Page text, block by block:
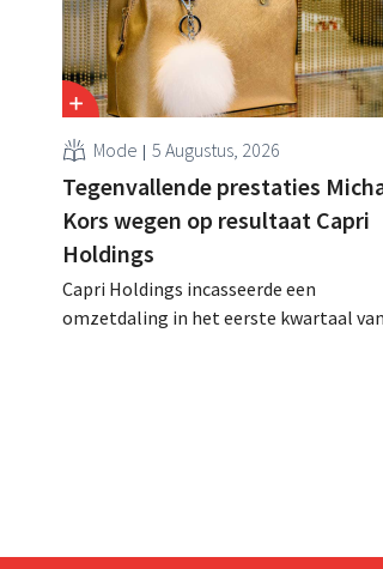
Mode 5 Augustus, 2026
Tegenvallende prestaties
Kors wegen op resultaat Capri
Holdings
Capri Holdings incasseerde een
omzetdaling in het eerste kwartaal van